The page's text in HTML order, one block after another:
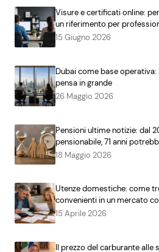
Visure e certificati online:
un riferimento per
15 Giugno 2026
Dubai come base
pensa in grande
26 Maggio 2026
Pensioni ultime notizie: dal
pensionabile, 71 anni
18 Maggio 2026
Utenze domestiche: come
convenienti in un mercato
15 Aprile 2026
Il prezzo del carburante alle